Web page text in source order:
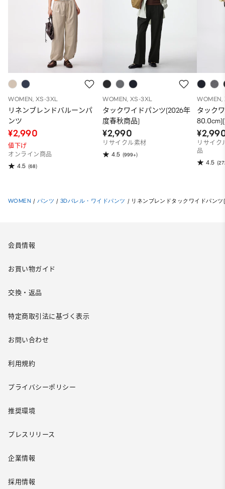
WOMEN, XS-3XL
リネンブレンドバルーンパ
ンツ
¥2,990
値下げ
オンライン商品
4.5 (68)
WOMEN, XS-3XL
タックワイドパンツ(2026年
度春秋商品)
¥2,990
リサイクル素材
4.5 (999+)
WOMEN,
タック
リサイク
品
4.5
WOMEN / パンツ / 3Dバレル・ワイドパンツ / リネンブレンドタックワイドパン
会員情報
お買い物ガイド
交換・返品
特定商取引法に基づく表示
お問い合わせ
利用規約
プライバシーポリシー
推奨環境
プレスリリース
企業情報
採用情報